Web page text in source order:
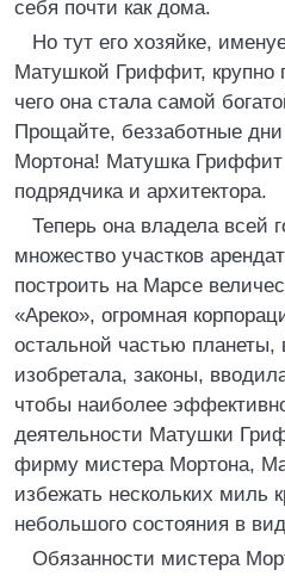
себя почти как дома.
Но тут его хозяйке,
Матушкой Гриффит, крупно
чего она стала самой
Прощайте, беззаботные
Мортона! Матушка Гриффит
подрядчика и архитектора.
Теперь она владела всей
множество участков
построить на Марсе
«Ареко», огромная
остальной частью
изобретала, законы,
чтобы наиболее
деятельности Матушки
фирму мистера Мортона,
избежать нескольких миль
небольшого состояния в
Обязанности мистера